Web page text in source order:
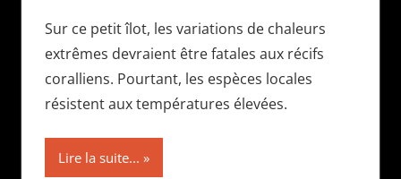
Sur ce petit îlot, les variations de chaleurs
extrêmes devraient être fatales aux récifs
coralliens. Pourtant, les espèces locales
résistent aux températures élevées.
Lire la suite...